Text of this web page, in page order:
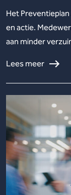
Het
en actie.
aan minder
Lees meer